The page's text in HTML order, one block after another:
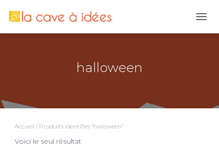
halloween
Accueil / Produits identifiés “halloween”
Voici le seul résultat